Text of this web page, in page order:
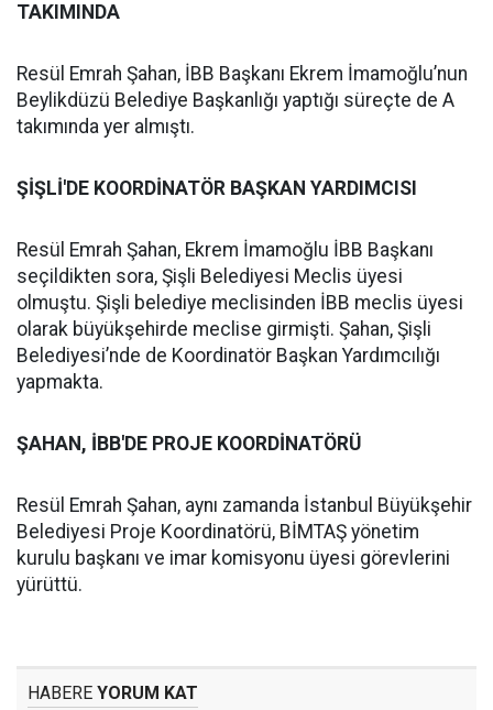
TAKIMINDA
Resül Emrah Şahan, İBB Başkanı Ekrem İmamoğlu’nun
Beylikdüzü Belediye Başkanlığı yaptığı süreçte de A
takımında yer almıştı.
ŞİŞLİ'DE KOORDİNATÖR BAŞKAN YARDIMCISI
Resül Emrah Şahan, Ekrem İmamoğlu İBB Başkanı
seçildikten sora, Şişli Belediyesi Meclis üyesi
olmuştu. Şişli belediye meclisinden İBB meclis üyesi
olarak büyükşehirde meclise girmişti. Şahan, Şişli
Belediyesi’nde de Koordinatör Başkan Yardımcılığı
yapmakta.
ŞAHAN, İBB'DE PROJE KOORDİNATÖRÜ
Resül Emrah Şahan, aynı zamanda İstanbul Büyükşehir
Belediyesi Proje Koordinatörü, BİMTAŞ yönetim
kurulu başkanı ve imar komisyonu üyesi görevlerini
yürüttü.
HABERE YORUM KAT